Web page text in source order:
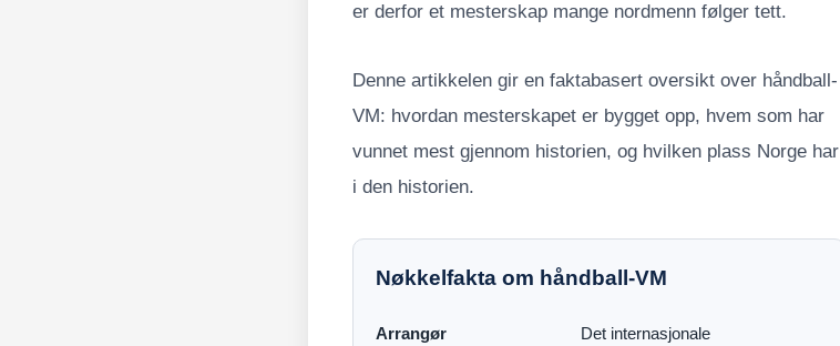
er derfor et mesterskap mange nordmenn følger tett.
Denne artikkelen gir en faktabasert oversikt over håndball-
VM: hvordan mesterskapet er bygget opp, hvem som har
vunnet mest gjennom historien, og hvilken plass Norge har
i den historien.
Nøkkelfakta om håndball-VM
Arrangør
Det internasjonale